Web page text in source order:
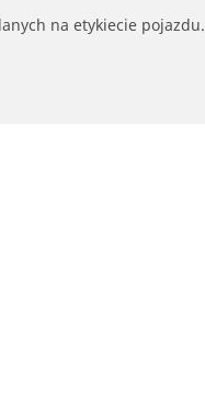
na etykiecie pojazdu.